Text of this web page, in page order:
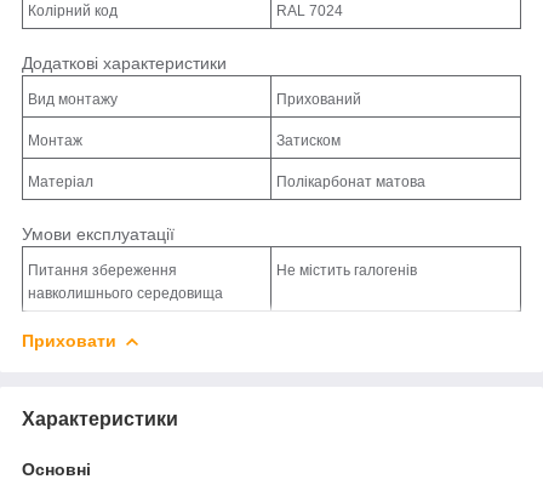
Колірний код RAL 7024
Додаткові характеристики
Вид монтажу Прихований
Монтаж Затиском
Матеріал Полікарбонат матова
Умови експлуатації
Питання збереження
навколишнього середовища
Не містить галогенів
Приховати
Характеристики
Основні